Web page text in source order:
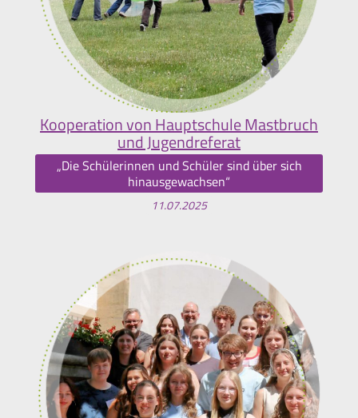
Kooperation von Hauptschule Mastbruch
und Jugendreferat
„Die Schülerinnen und Schüler sind über sich
hinausgewachsen“
11.07.2025